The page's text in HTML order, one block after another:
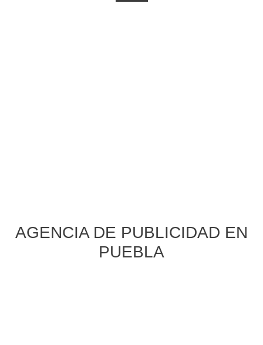
AGENCIA DE PUBLICIDAD EN
PUEBLA